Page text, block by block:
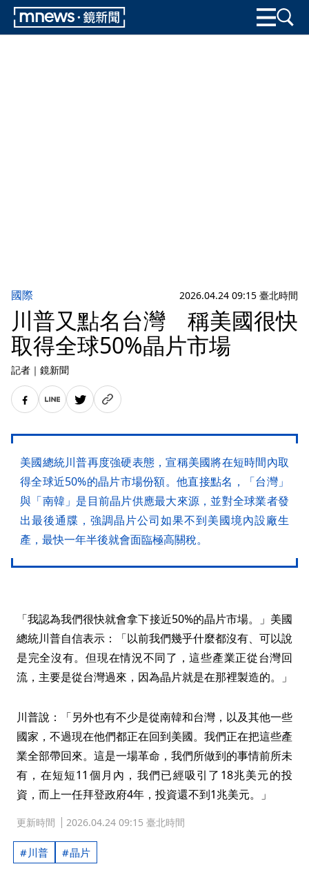
國際 2026.04.24 09:15 臺北時間
川普又點名台灣 稱美國很快
取得全球50%晶片市場
記者 ｜ 鏡新聞
美國總統川普再度強硬表態，宣稱美國將在短時間內取
得全球近50%的晶片市場份額。他直接點名，「台灣」
與「南韓」是目前晶片供應最大來源，並對全球業者發
出最後通牒，強調晶片公司如果不到美國境內設廠生
產，最快一年半後就會面臨極高關稅。
「我認為我們很快就會拿下接近50%的晶片市場。」美國
總統川普自信表示：「以前我們幾乎什麼都沒有、可以說
是完全沒有。但現在情況不同了，這些產業正從台灣回
流，主要是從台灣過來，因為晶片就是在那裡製造的。」
川普說：「另外也有不少是從南韓和台灣，以及其他一些
國家，不過現在他們都正在回到美國。我們正在把這些產
業全部帶回來。這是一場革命，我們所做到的事情前所未
有，在短短11個月內，我們已經吸引了18兆美元的投
資，而上一任拜登政府4年，投資還不到1兆美元。」
更新時間 2026.04.24 09:15 臺北時間
川普 晶片